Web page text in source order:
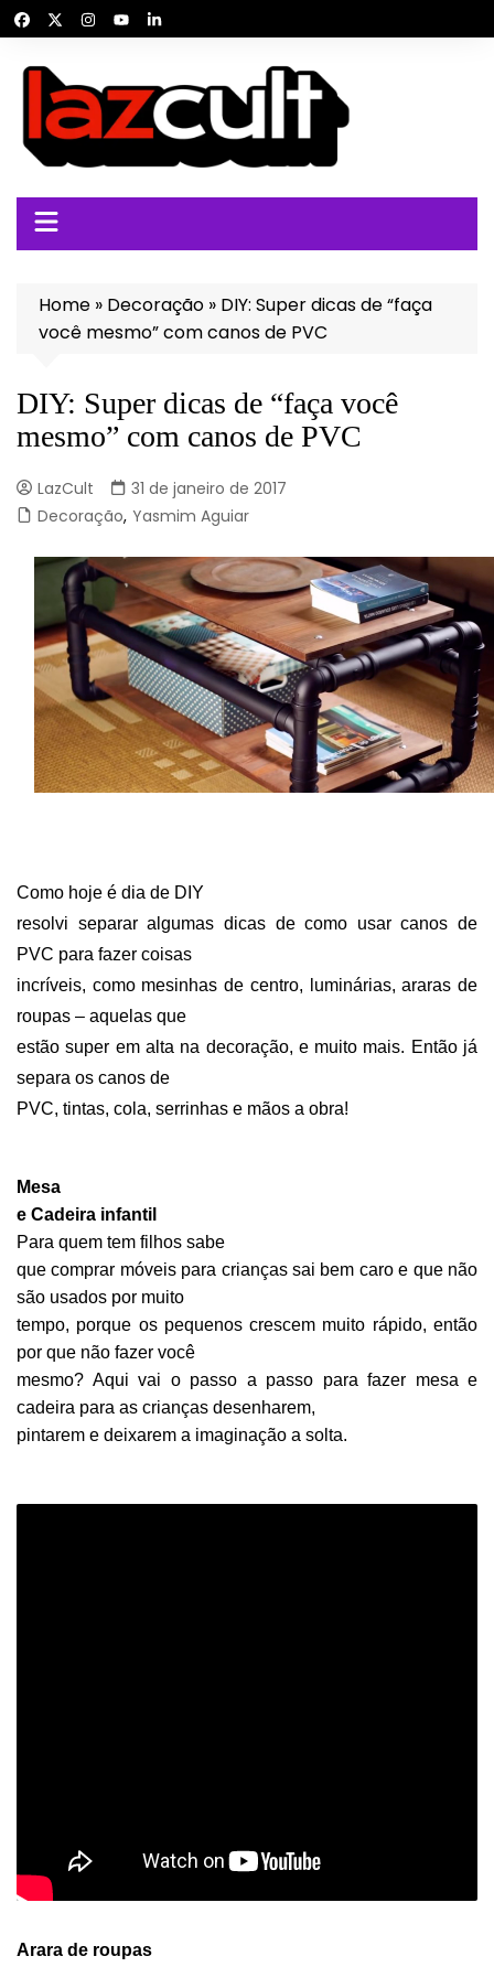
para
conteúdo
Home » Decoração » DIY: Super dicas de “faça
você mesmo” com canos de PVC
DIY: Super dicas de “faça você
mesmo” com canos de PVC
LazCult
31 de janeiro de 2017
Decoração, Yasmim Aguiar
Como hoje é dia de DIY
resolvi separar algumas dicas de como usar canos de
PVC para fazer coisas
incríveis, como mesinhas de centro, luminárias, araras de
roupas – aquelas que
estão super em alta na decoração, e muito mais. Então já
separa os canos de
PVC, tintas, cola, serrinhas e mãos a obra!
Mesa
e Cadeira infantil
Para quem tem filhos sabe
que comprar móveis para crianças sai bem caro e que não
são usados por muito
tempo, porque os pequenos crescem muito rápido, então
por que não fazer você
mesmo? Aqui vai o passo a passo para fazer mesa e
cadeira para as crianças desenharem,
pintarem e deixarem a imaginação a solta.
Arara de roupas